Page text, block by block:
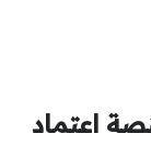
اعتماد